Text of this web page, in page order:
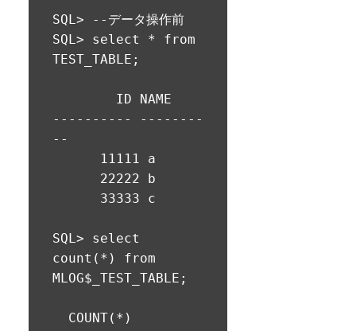
TEST_TABLE;
3 rows deleted.
SQL> insert into
1 row created.
TEST_TABLE values
(67890,'B');
SQL> --データ操作前
SQL> select * from
TEST_TABLE;
---------- --------
--
SQL> select
count(*) from
MLOG$_TEST_TABLE;